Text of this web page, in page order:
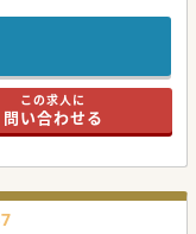
担う人材の確保に注
科領域の診察やコ
。多岐にわたる症例
となって地域医療
ンスを重視した働
ートな時間も大切に
この求人に
問い合わせる